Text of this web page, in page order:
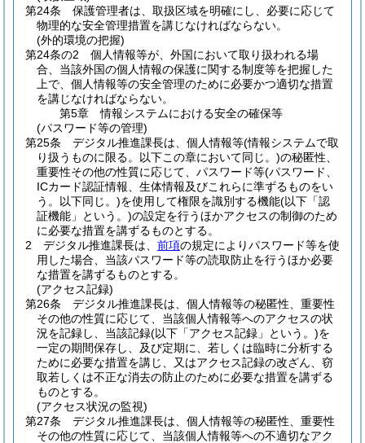
第24条
保護管理者は、取扱区域を明確にし、必要に応じて
物理的な安全管理措置を講じなければならない。
(外的環境の把握)
第24条の2
個人情報等が、外国において取り扱われる場
合、当該外国の個人情報の保護に関する制度等を把握した
上で、個人情報等の安全管理のために必要かつ適切な措置
を講じなければならない。
第5章
情報システムにおける安全の確保等
(パスワード等の管理)
第25条
デジタル推進課長は、個人情報等(情報システムで取
り扱うものに限る。以下この章において同じ。)の秘匿性、
重要性その他の性質に応じて、パスワード等(パスワード、
ICカード認証情報、生体情報及びこれらに準ずるものをい
う。以下同じ。)を使用して権限を識別する機能(以下「認
証機能」という。)の設定を行うほかアクセスの制御のため
に必要な措置を講ずるものとする。
2
デジタル推進課長は、 前項の規定によりパスワード等を使
用した場合、当該パスワード等の読取防止を行うほか必要
な措置を講ずるものとする。
(アクセス記録)
第26条
デジタル推進課長は、個人情報等の秘匿性、重要性
その他の性質に応じて、当該個人情報等へのアクセスの状
況を記録し、当該記録(以下「アクセス記録」という。)を
一定の期間保存し、及び定期に、若しくは臨時に分析する
ために必要な措置を講じ、又はアクセス記録の改ざん、窃
取若しくは不正な消去の防止のために必要な措置を講ずる
ものとする。
(アクセス状況の監視)
第27条
デジタル推進課長は、個人情報等の秘匿性、重要性
その他の性質に応じて、当該個人情報等への不適切なアク